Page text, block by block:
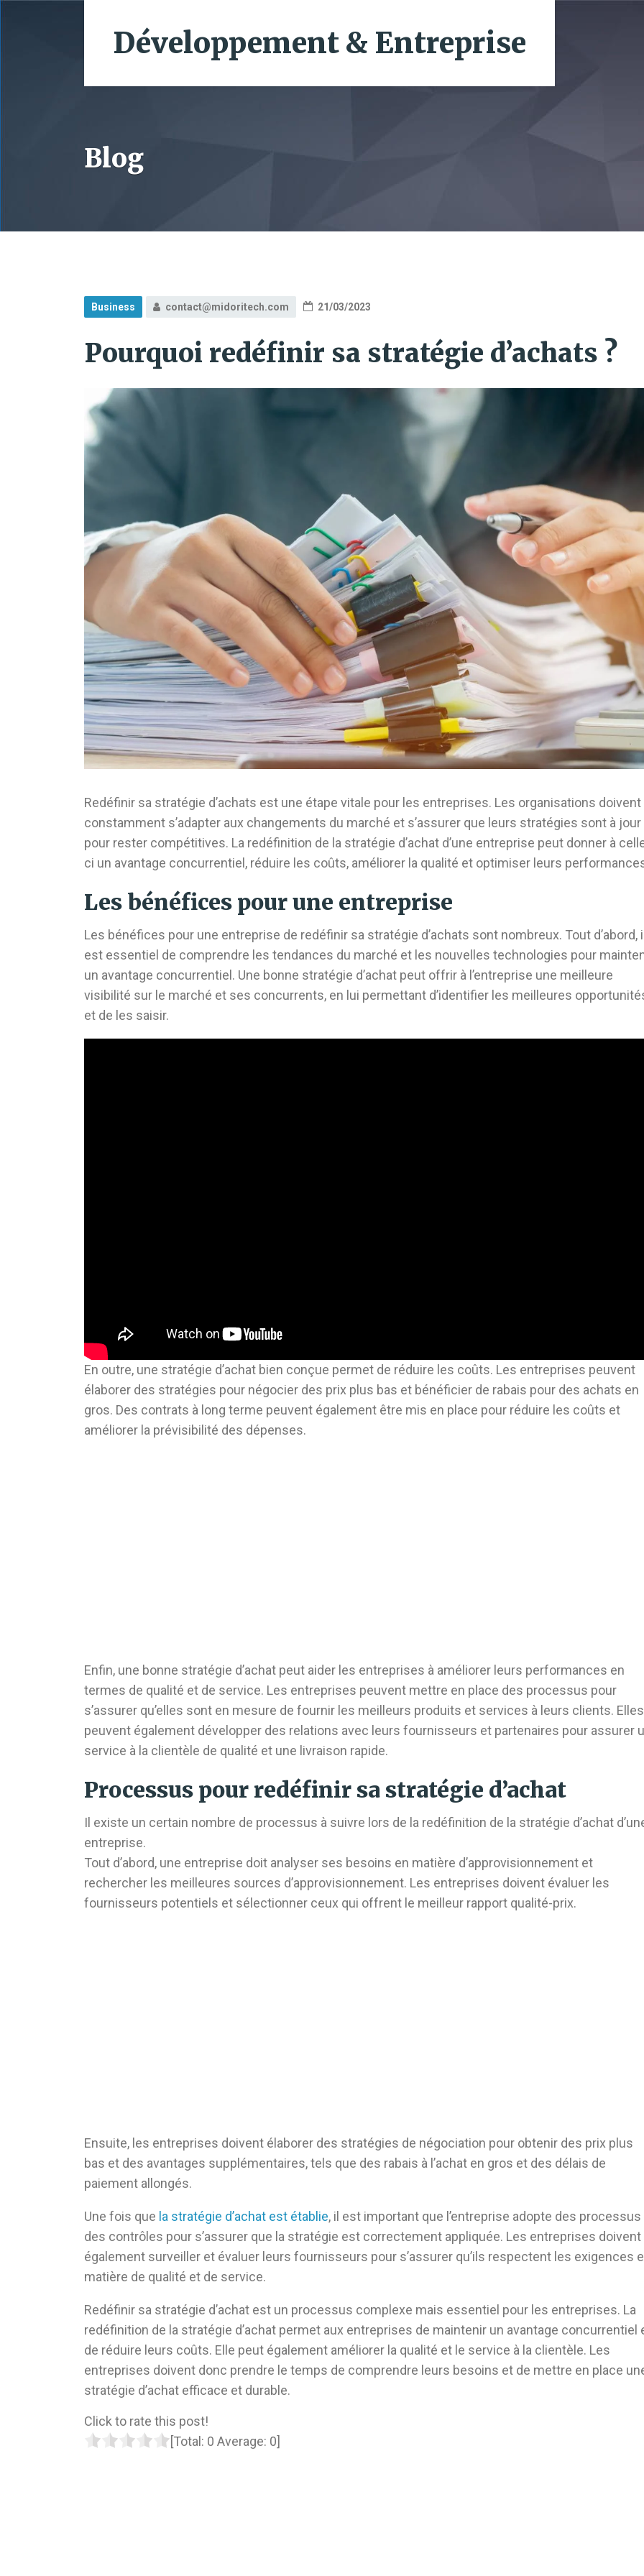
Développement & Entreprise
Blog
Business contact@midoritech.com 21/03/2023
Pourquoi redéfinir sa stratégie d’achats ?
Redéfinir sa stratégie d’achats est une étape vitale pour les entreprises. Les organisations doivent
constamment s’adapter aux changements du marché et s’assurer que leurs stratégies sont à jour
pour rester compétitives. La redéfinition de la stratégie d’achat d’une entreprise peut donner à
ci un avantage concurrentiel, réduire les coûts, améliorer la qualité et optimiser leurs
Les bénéfices pour une entreprise
Les bénéfices pour une entreprise de redéfinir sa stratégie d’achats sont nombreux. Tout d’abord,
est essentiel de comprendre les tendances du marché et les nouvelles technologies pour
un avantage concurrentiel. Une bonne stratégie d’achat peut offrir à l’entreprise une meilleure
visibilité sur le marché et ses concurrents, en lui permettant d’identifier les meilleures
et de les saisir.
En outre, une stratégie d’achat bien conçue permet de réduire les coûts. Les entreprises peuvent
élaborer des stratégies pour négocier des prix plus bas et bénéficier de rabais pour des achats en
gros. Des contrats à long terme peuvent également être mis en place pour réduire les coûts et
améliorer la prévisibilité des dépenses.
Enfin, une bonne stratégie d’achat peut aider les entreprises à améliorer leurs performances en
termes de qualité et de service. Les entreprises peuvent mettre en place des processus pour
s’assurer qu’elles sont en mesure de fournir les meilleurs produits et services à leurs clients. Elles
peuvent également développer des relations avec leurs fournisseurs et partenaires pour assurer
service à la clientèle de qualité et une livraison rapide.
Processus pour redéfinir sa stratégie d’achat
Il existe un certain nombre de processus à suivre lors de la redéfinition de la stratégie d’achat
entreprise.
Tout d’abord, une entreprise doit analyser ses besoins en matière d’approvisionnement et
rechercher les meilleures sources d’approvisionnement. Les entreprises doivent évaluer les
fournisseurs potentiels et sélectionner ceux qui offrent le meilleur rapport qualité-prix.
Ensuite, les entreprises doivent élaborer des stratégies de négociation pour obtenir des prix plus
bas et des avantages supplémentaires, tels que des rabais à l’achat en gros et des délais de
paiement allongés.
Une fois que la stratégie d’achat est établie, il est important que l’entreprise adopte des
des contrôles pour s’assurer que la stratégie est correctement appliquée. Les entreprises doivent
également surveiller et évaluer leurs fournisseurs pour s’assurer qu’ils respectent les exigences
matière de qualité et de service.
Redéfinir sa stratégie d’achat est un processus complexe mais essentiel pour les entreprises. La
redéfinition de la stratégie d’achat permet aux entreprises de maintenir un avantage concurrentiel
de réduire leurs coûts. Elle peut également améliorer la qualité et le service à la clientèle. Les
entreprises doivent donc prendre le temps de comprendre leurs besoins et de mettre en place
stratégie d’achat efficace et durable.
Click to rate this post!
[Total: 0 Average: 0]